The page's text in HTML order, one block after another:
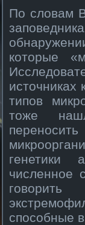
По словам
которые
источниках
типов
тоже
генетики
численное
способные